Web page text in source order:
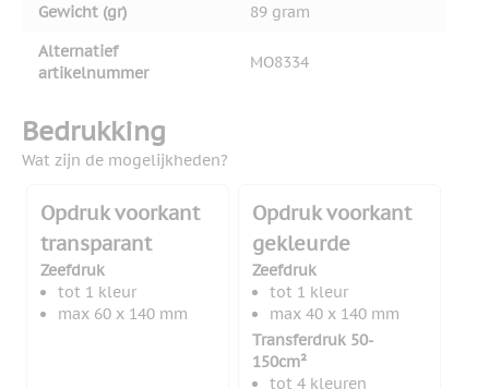
Gewicht (gr)
89 gram
Alternatief
artikelnummer
MO8334
Bedrukking
Wat zijn de mogelijkheden?
Opdruk voorkant
transparant
Zeefdruk
tot 1 kleur
max 60 x 140 mm
Opdruk voorkant
gekleurde
Zeefdruk
tot 1 kleur
max 40 x 140 mm
Transferdruk 50-
150cm²
tot 4 kleuren